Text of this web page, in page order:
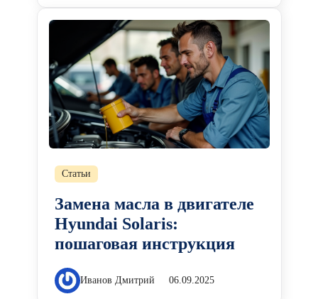
Статьи
Замена масла в двигателе
Hyundai Solaris:
пошаговая инструкция
Иванов Дмитрий 06.09.2025